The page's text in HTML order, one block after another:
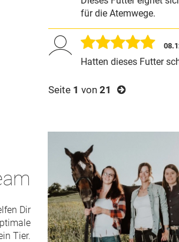
für die Atemwege.
Hatten dieses Futter
Seite 1 von21
Dir
Tier.